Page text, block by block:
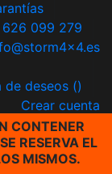
099 279
de deseos ()
Crear cuenta
CONTENER
RESERVA EL
MISMOS.